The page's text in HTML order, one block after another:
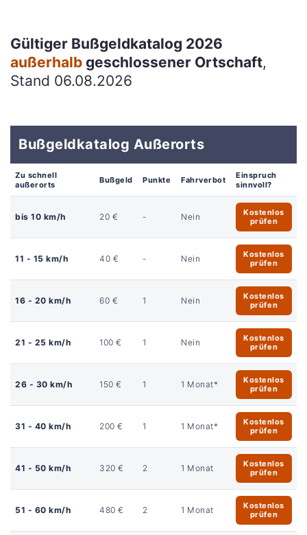
Gültiger Bußgeldkatalog 2026
außerhalb geschlossener Ortschaft,
Stand 06.08.2026
Bußgeldkatalog Außerorts
Zu schnell
außerorts
Bußgeld Punkte Fahrverbot
Einspruch
sinnvoll?
bis 10 km/h 20 € - Nein
Kostenlos
prüfen
11 - 15 km/h 40 € - Nein
Kostenlos
prüfen
16 - 20 km/h 60 € 1 Nein
Kostenlos
prüfen
21 - 25 km/h 100 € 1 Nein
Kostenlos
prüfen
26 - 30 km/h 150 € 1 1 Monat*
Kostenlos
prüfen
31 - 40 km/h 200 € 1 1 Monat*
Kostenlos
prüfen
41 - 50 km/h 320 € 2 1 Monat
Kostenlos
prüfen
51 - 60 km/h 480 € 2 1 Monat
Kostenlos
prüfen